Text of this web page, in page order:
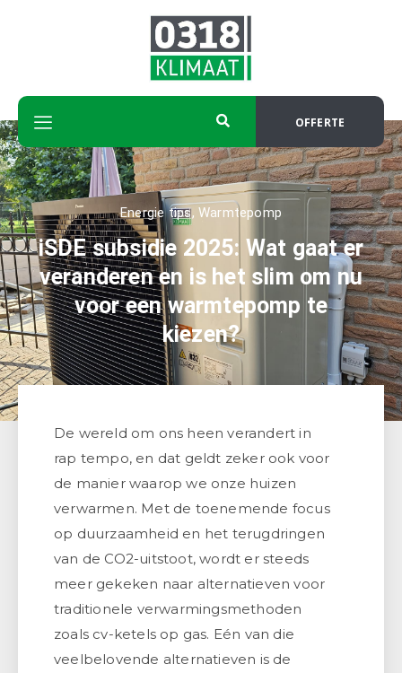
OFFERTE
Energie tips, Warmtepomp
iSDE subsidie 2025: Wat gaat er
veranderen en is het slim om nu
voor een warmtepomp te
kiezen?
De wereld om ons heen verandert in
rap tempo, en dat geldt zeker ook voor
de manier waarop we onze huizen
verwarmen. Met de toenemende focus
op duurzaamheid en het terugdringen
van de CO2-uitstoot, wordt er steeds
meer gekeken naar alternatieven voor
traditionele verwarmingsmethoden
zoals cv-ketels op gas. Eén van die
veelbelovende alternatieven is de